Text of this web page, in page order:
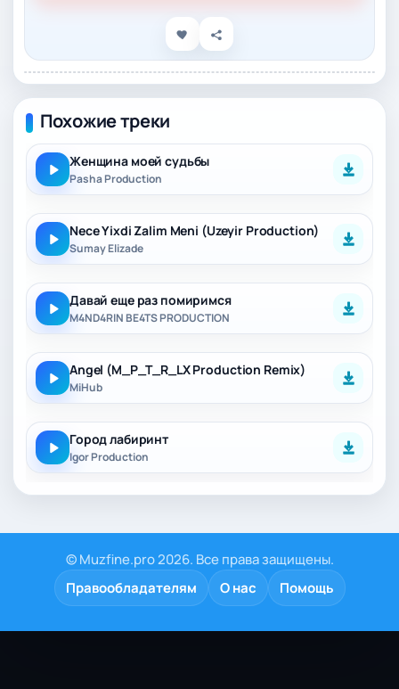
Похожие треки
Женщина моей судьбы
Pasha Production
Nece Yixdi Zalim Meni (Uzeyir Production)
Sumay Elizade
Давай еще раз помиримся
M4ND4RIN BE4TS PRODUCTION
Angel (M_P_T_R_LX Production Remix)
MiHub
Город лабиринт
Igor Production
© Muzfine.pro 2026. Все права защищены.
Правообладателям
О нас Помощь